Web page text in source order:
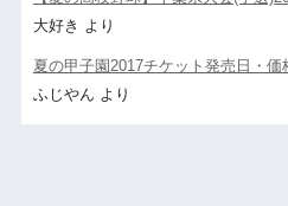
大好き より
夏の甲子園2017チケット発売日・
ふじやん より